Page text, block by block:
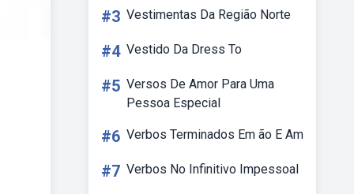
#3 Vestimentas Da Região Norte
#4 Vestido Da Dress To
#5 Versos De Amor Para Uma
Pessoa Especial
#6 Verbos Terminados Em ão E Am
#7 Verbos No Infinitivo Impessoal